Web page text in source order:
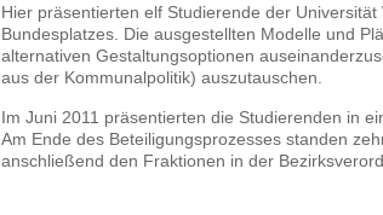
Hier präsentierten elf Studierende der
Bundesplatzes. Die ausgestellten Modelle und
alternativen Gestaltungsoptionen
aus der Kommunalpolitik) auszutauschen.
Im Juni 2011 präsentierten die Studierenden in
Am Ende des Beteiligungsprozesses standen
anschließend den Fraktionen in der